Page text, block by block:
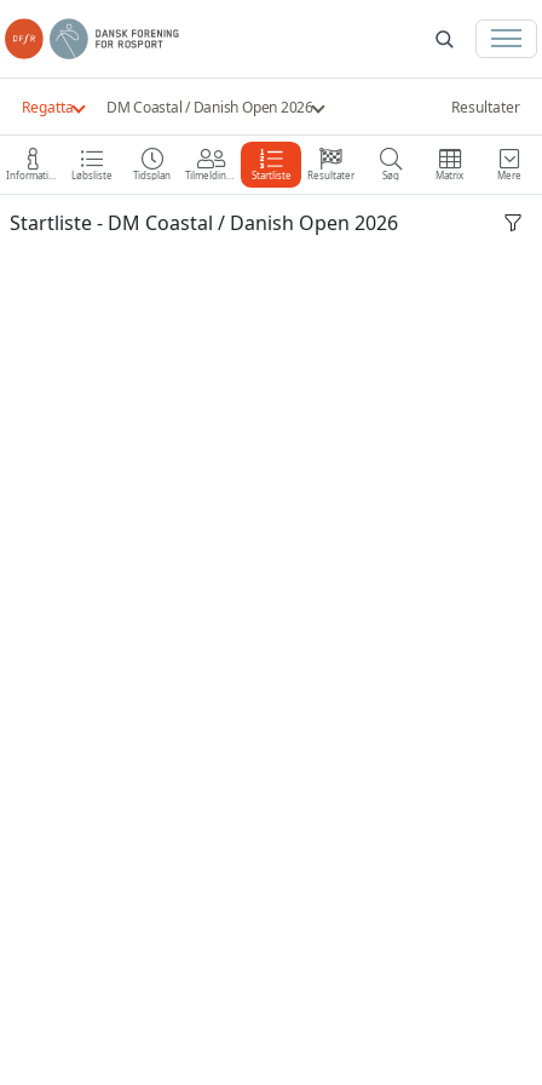
Regatta DM Coastal / Danish Open 2026 Resultater
Information Løbsliste Tidsplan Tilmeldinger Startliste Resultater Søg Matrix Mere
Startliste - DM Coastal / Danish Open 2026